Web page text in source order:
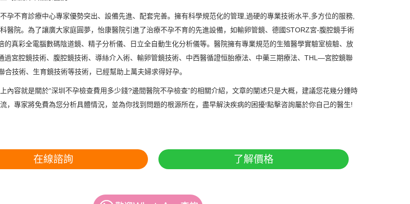
不育診療中心專家優勢突出、設備先進、配套完善。擁有科學規范化的管理,過硬的專業技術水平,多方位的服務,
醫院。為了讓廣大家庭圓夢，怡康醫院引進了治療不孕不育的先進設備，如輸卵管鏡、德國STORZ宮-腹腔鏡手術
的真彩全電腦數碼陰道鏡、精子分析儀、日立全自動生化分析儀等。醫院擁有專業規范的生殖醫學實驗室檢驗、放
過宮腔鏡技術、腹腔鏡技術、導絲介入術、輸卵管鏡技術、中西醫循證恒胎療法、中藥三期療法、THL—宮腔鏡聯
合技術、生育鏡技術等技術，已經幫助上萬夫婦求得好孕。
內容就是關於“深圳不孕檢查費用多少錢?邊間醫院不孕檢查”的相關介紹，文章的闡述只是大概，建議您花幾分鍾時
，專家將免費為您分析具體情況，並為你找到問題的根源所在，盡早解決疾病的困擾!點擊咨詢屬於你自己的醫生!
在線諮詢 了解價格